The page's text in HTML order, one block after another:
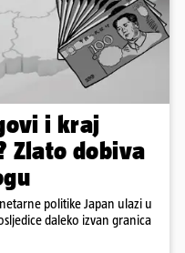
i kraj
Zlato dobiva
politike Japan ulazi u
daleko izvan granica